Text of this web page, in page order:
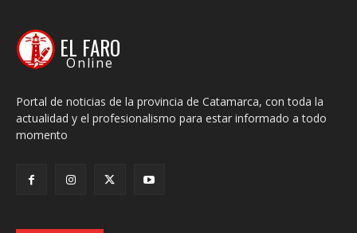
EL FARO
Online
Portal de noticias de la provincia de Catamarca, con toda la
actualidad y el profesionalismo para estar informado a todo
momento